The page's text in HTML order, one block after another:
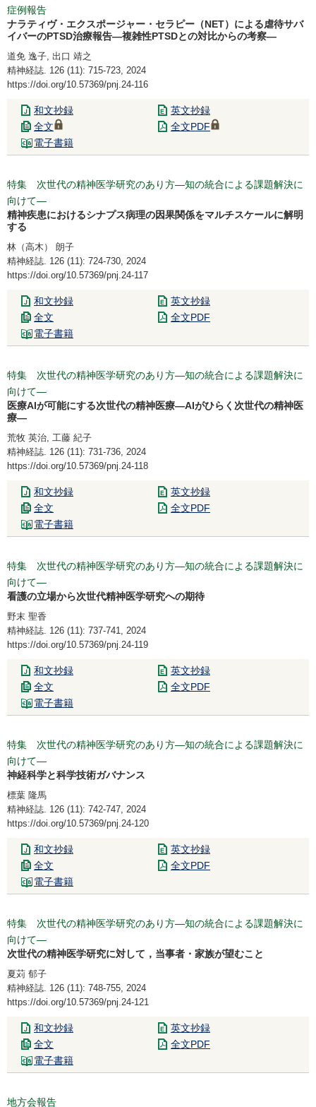
症例報告
ナラティヴ・エクスポージャー・セラピー（NET）による虐待サバ
イバーのPTSD治療報告―複雑性PTSDとの対比からの考察―
道免 逸子, 出口 靖之
精神経誌. 126 (11): 715-723, 2024
https://doi.org/10.57369/pnj.24-116
和文抄録
英文抄録
全文
全文PDF
電子書籍
特集 次世代の精神医学研究のあり方―知の統合による課題解決に
向けて―
精神疾患におけるシナプス病理の因果関係をマルチスケールに解明
する
林（高木） 朗子
精神経誌. 126 (11): 724-730, 2024
https://doi.org/10.57369/pnj.24-117
和文抄録
英文抄録
全文
全文PDF
電子書籍
特集 次世代の精神医学研究のあり方―知の統合による課題解決に
向けて―
医療AIが可能にする次世代の精神医療―AIがひらく次世代の精神医
療―
荒牧 英治, 工藤 紀子
精神経誌. 126 (11): 731-736, 2024
https://doi.org/10.57369/pnj.24-118
和文抄録
英文抄録
全文
全文PDF
電子書籍
特集 次世代の精神医学研究のあり方―知の統合による課題解決に
向けて―
看護の立場から次世代精神医学研究への期待
野末 聖香
精神経誌. 126 (11): 737-741, 2024
https://doi.org/10.57369/pnj.24-119
和文抄録
英文抄録
全文
全文PDF
電子書籍
特集 次世代の精神医学研究のあり方―知の統合による課題解決に
向けて―
神経科学と科学技術ガバナンス
標葉 隆馬
精神経誌. 126 (11): 742-747, 2024
https://doi.org/10.57369/pnj.24-120
和文抄録
英文抄録
全文
全文PDF
電子書籍
特集 次世代の精神医学研究のあり方―知の統合による課題解決に
向けて―
次世代の精神医学研究に対して，当事者・家族が望むこと
夏苅 郁子
精神経誌. 126 (11): 748-755, 2024
https://doi.org/10.57369/pnj.24-121
和文抄録
英文抄録
全文
全文PDF
電子書籍
地方会報告